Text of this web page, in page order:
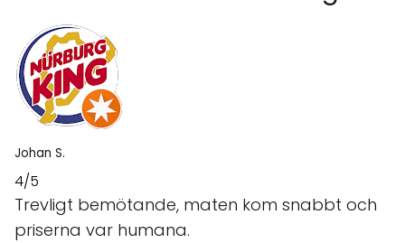
Johan S.
4/5
Trevligt bemötande, maten kom snabbt och
priserna var humana.